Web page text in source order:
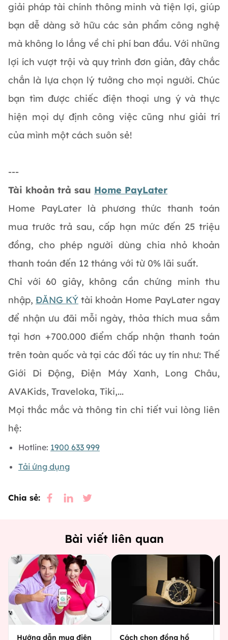
giải pháp tài chính thông minh và tiện lợi, giúp
bạn dễ dàng sở hữu các sản phẩm công nghệ
mà không lo lắng về chi phí ban đầu. Với những
lợi ích vượt trội và quy trình đơn giản, đây chắc
chắn là lựa chọn lý tưởng cho mọi người. Chúc
bạn tìm được chiếc điện thoại ưng ý và thực
hiện mọi dự định công việc cũng như giải trí
của mình một cách suôn sẻ!
---
Tài khoản trả sau Home PayLater
Home PayLater là phương thức thanh toán
mua trước trả sau, cấp hạn mức đến 25 triệu
đồng, cho phép người dùng chia nhỏ khoản
thanh toán đến 12 tháng với từ 0% lãi suất.
Chỉ với 60 giây, không cần chứng minh thu
nhập, ĐĂNG KÝ tài khoản Home PayLater ngay
để nhận ưu đãi mỗi ngày, thỏa thích mua sắm
tại hơn +700.000 điểm chấp nhận thanh toán
trên toàn quốc và tại các đối tác uy tín như: Thế
Giới Di Động, Điện Máy Xanh, Long Châu,
AVAKids, Traveloka, Tiki,...
Mọi thắc mắc và thông tin chi tiết vui lòng liên
hệ:
Hotline: 1900 633 999
Tải ứng dụng
Chia sẻ:
Bài viết liên quan
Hướng dẫn mua điện
Cách chọn đồng hồ